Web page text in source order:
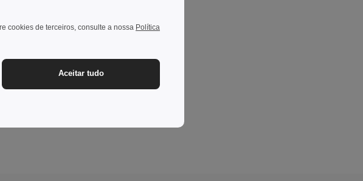
cookies de terceiros, consulte a nossa Política
Aceitar tudo